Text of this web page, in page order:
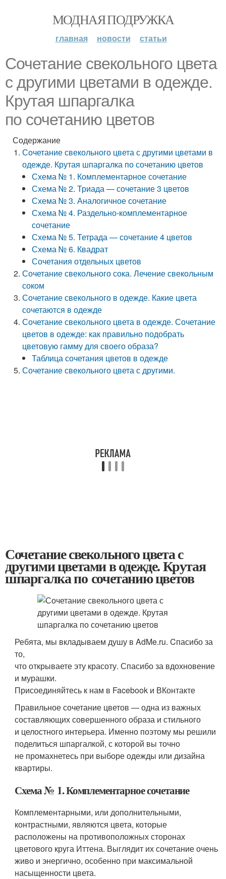
МОДНАЯ ПОДРУЖКА
главная новости статьи
Сочетание свекольного цвета
с другими цветами в одежде.
Крутая шпаргалка
по сочетанию цветов
Содержание
Сочетание свекольного цвета с другими цветами в
одежде. Крутая шпаргалка по сочетанию цветов
Схема № 1. Комплементарное сочетание
Схема № 2. Триада — сочетание 3 цветов
Схема № 3. Аналогичное сочетание
Схема № 4. Раздельно-комплементарное
сочетание
Схема № 5. Тетрада — сочетание 4 цветов
Схема № 6. Квадрат
Сочетания отдельных цветов
Сочетание свекольного сока. Лечение свекольным
соком
Сочетание свекольного в одежде. Какие цвета
сочетаются в одежде
Сочетание свекольного цвета в одежде. Сочетание
цветов в одежде: как правильно подобрать
цветовую гамму для своего образа?
Таблица сочетания цветов в одежде
Сочетание свекольного цвета с другими.
Сочетание свекольного цвета с
другими цветами в одежде. Крутая
шпаргалка по сочетанию цветов
Ребята, мы вкладываем душу в AdMe.ru. Cпасибо за
то,
что открываете эту красоту. Спасибо за вдохновение
и мурашки.
Присоединяйтесь к нам в Facebook и ВКонтакте
Правильное сочетание цветов — одна из важных
составляющих совершенного образа и стильного
и целостного интерьера. Именно поэтому мы решили
поделиться шпаргалкой, с которой вы точно
не промахнетесь при выборе одежды или дизайна
квартиры.
Схема № 1. Комплементарное сочетание
Комплементарными, или дополнительными,
контрастными, являются цвета, которые
расположены на противоположных сторонах
цветового круга Иттена. Выглядит их сочетание очень
живо и энергично, особенно при максимальной
насыщенности цвета.